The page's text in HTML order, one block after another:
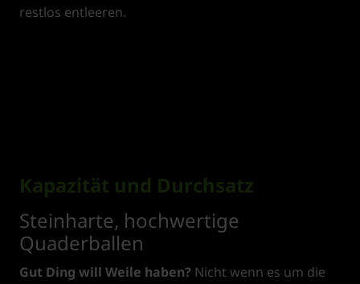
restlos entleeren.
Kapazität und Durchsatz
Steinharte, hochwertige
Quaderballen
Gut Ding will Weile haben? Nicht wenn es um die